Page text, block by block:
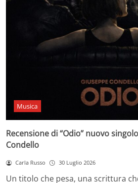
Musica
Recensione di “Odio” nuovo
Condello
Carla Russo 30 Luglio 2026
Un titolo che pesa, una scrittura